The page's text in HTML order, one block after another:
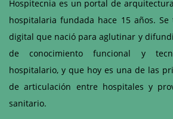
Hospitecnia es un portal de
hospitalaria fundada hace 15 años.
digital que nació para aglutinar y
de conocimiento funcional y
hospitalario, y que hoy es una de las
de articulación entre hospitales y
sanitario.